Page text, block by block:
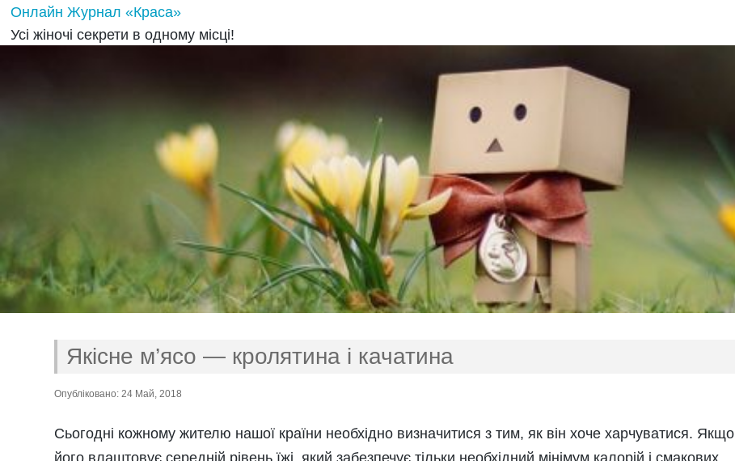
Онлайн Журнал «Краса»
Усі жіночі секрети в одному місці!
Якісне м’ясо — кролятина і качатина
Опубліковано: 24 Май, 2018
Сьогодні кожному жителю нашої країни необхідно визначитися з тим, як він хоче харчуватися. Якщо
його влаштовує середній рівень їжі, який забезпечує тільки необхідний мінімум калорій і смакових